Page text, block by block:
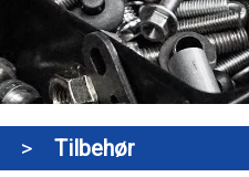
> Tilbehør